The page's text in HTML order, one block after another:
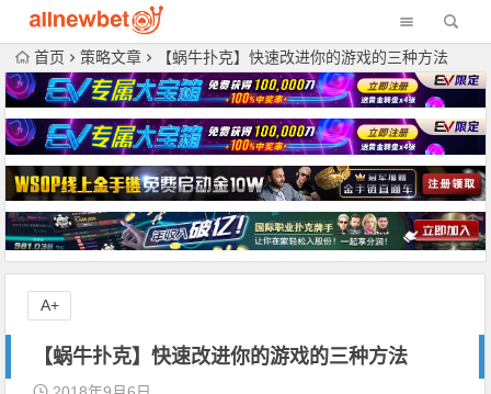
首页 策略文章 【蜗牛扑克】快速改进你的游戏的三种方法
【蜗牛扑克】快速改进你的游戏的三种方法
A+